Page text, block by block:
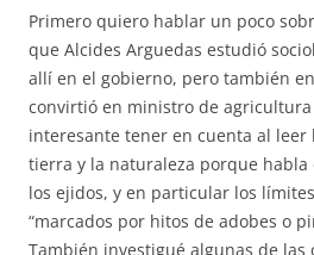
Primero quiero hablar un poco
que Alcides Arguedas estudió
allí en el gobierno, pero también
convirtió en ministro de
interesante tener en cuenta al leer
tierra y la naturaleza porque
los ejidos, y en particular los
“marcados por hitos de adobes o
También investigué algunas de las